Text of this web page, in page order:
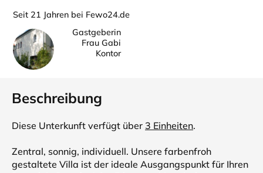
Seit 21 Jahren bei Fewo24.de
Gastgeberin
Frau Gabi
Kontor
Beschreibung
Diese Unterkunft verfügt über 3 Einheiten.
Zentral, sonnig, individuell. Unsere farbenfroh
gestaltete Villa ist der ideale Ausgangspunkt für Ihren